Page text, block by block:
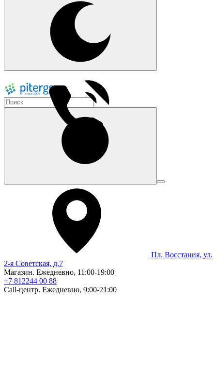
Пл. Восстания, ул.
2-я Советская, д.7
Магазин. Ежедневно, 11:00-19:00
+7 812244 00 88
Call-центр. Ежедневно, 9:00-21:00